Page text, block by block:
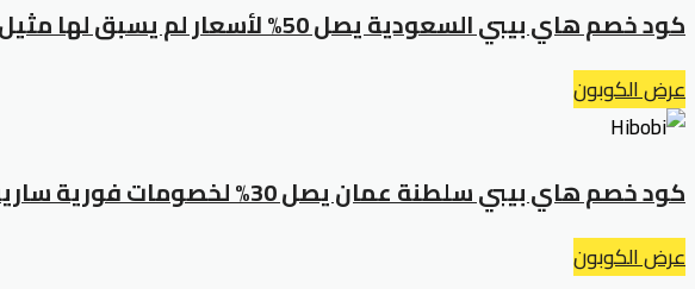
كود خصم هاي بيبي السعودية يصل 50% لأسعار لم يسبق لها مثيل
عرض الكوبون
كود خصم هاي بيبي سلطنة عمان يصل 30% لخصومات فورية سارية
عرض الكوبون